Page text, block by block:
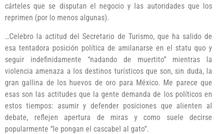
cárteles que se disputan el negocio y las autoridades que los
reprimen (por lo menos algunas).
…Celebro la actitud del Secretario de Turismo, que ha salido de
esa tentadora posición política de amilanarse en el statu quo y
seguir indefinidamente “nadando de muertito” mientras la
violencia amenaza a los destinos turísticos que son, sin duda, la
gran gallina de los huevos de oro para México. Me parece que
esas son las actitudes que la gente demanda de los políticos en
estos tiempos: asumir y defender posiciones que alienten al
debate, reflejen apertura de miras y como suele decirse
popularmente “le pongan el cascabel al gato”.